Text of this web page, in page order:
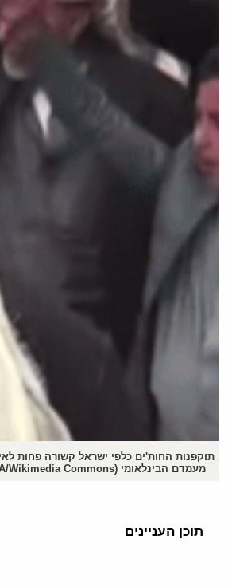
תוקפנות החות'ים כלפי ישראל קשורה פחות
מעמדם הבינלאומי (Henry Ridgwell/VOA/Wikimedia Commons)
תוכן העניינים